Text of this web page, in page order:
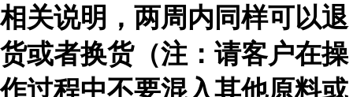
相关说明，两周内同样可以退
货或者换货（注：请客户在操
作过程中不要混入其他原料或